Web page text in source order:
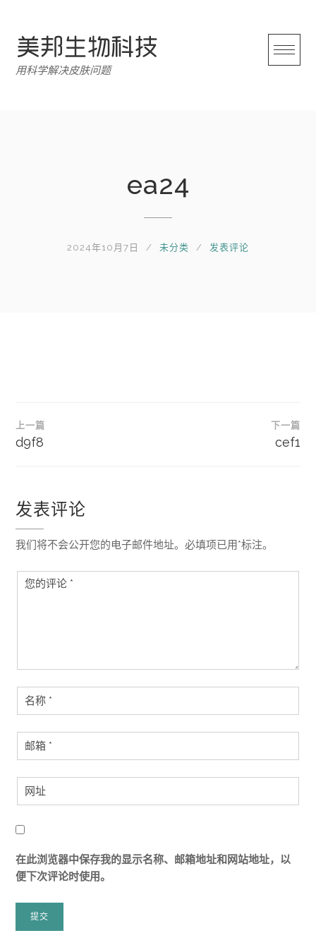
用科学解决皮肤问题
ea24
2024年10月7日 未分类 发表评论
文
章
航
上一篇
d9f8
下一篇
cef1
发表评论
我们将不会公开您的电子邮件地址。必填项已用*标注。
在此浏览器中保存我的显示名称、邮箱地址和网站地址，以
便下次评论时使用。